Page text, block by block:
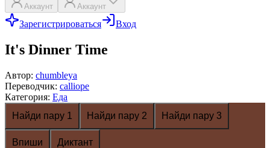
Аккаунт Аккаунт
Зарегистрироваться Вход
It's Dinner Time
Автор: chumbleya
Переводчик: calliope
Категория: Еда
Найди пару 1
Найди пару 2 Найди пару 3
Впиши Диктант